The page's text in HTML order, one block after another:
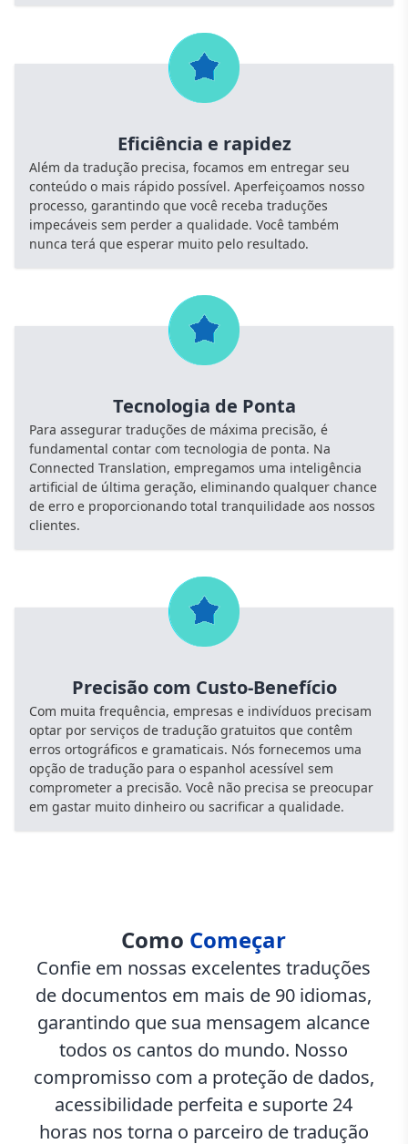
Eficiência e rapidez
Além da tradução precisa, focamos em entregar seu
conteúdo o mais rápido possível. Aperfeiçoamos nosso
processo, garantindo que você receba traduções
impecáveis sem perder a qualidade. Você também
nunca terá que esperar muito pelo resultado.
Tecnologia de Ponta
Para assegurar traduções de máxima precisão, é
fundamental contar com tecnologia de ponta. Na
Connected Translation, empregamos uma inteligência
artificial de última geração, eliminando qualquer chance
de erro e proporcionando total tranquilidade aos nossos
clientes.
Precisão com Custo-Benefício
Com muita frequência, empresas e indivíduos precisam
optar por serviços de tradução gratuitos que contêm
erros ortográficos e gramaticais. Nós fornecemos uma
opção de tradução para o espanhol acessível sem
comprometer a precisão. Você não precisa se preocupar
em gastar muito dinheiro ou sacrificar a qualidade.
Como Começar
Confie em nossas excelentes traduções
de documentos em mais de 90 idiomas,
garantindo que sua mensagem alcance
todos os cantos do mundo. Nosso
compromisso com a proteção de dados,
acessibilidade perfeita e suporte 24
horas nos torna o parceiro de tradução